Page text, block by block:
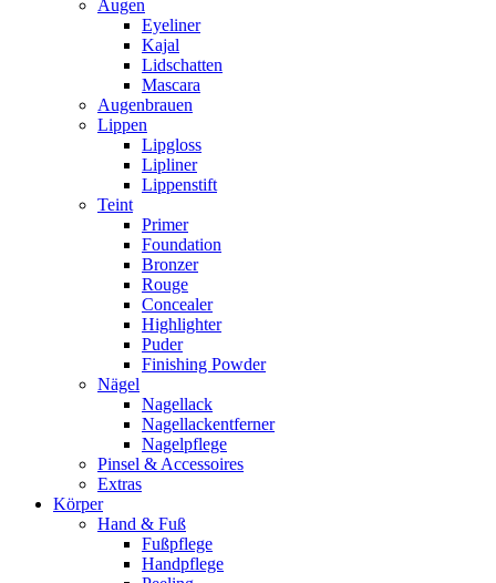
Augen
Eyeliner
Kajal
Lidschatten
Mascara
Augenbrauen
Lippen
Lipgloss
Lipliner
Lippenstift
Teint
Primer
Foundation
Bronzer
Rouge
Concealer
Highlighter
Puder
Finishing Powder
Nägel
Nagellack
Nagellackentferner
Nagelpflege
Pinsel & Accessoires
Extras
Körper
Hand & Fuß
Fußpflege
Handpflege